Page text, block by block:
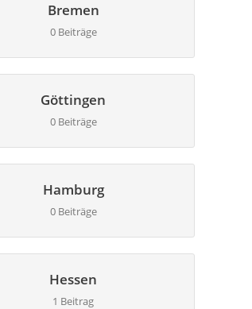
Bremen
0 Beiträge
Göttingen
0 Beiträge
Hamburg
0 Beiträge
Hessen
1 Beitrag